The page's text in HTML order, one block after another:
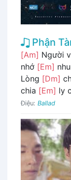
Phận
[Am] Người
nhớ [Em]
Lòng [Dm]
chia [Em] ly
Điệu: Ballad